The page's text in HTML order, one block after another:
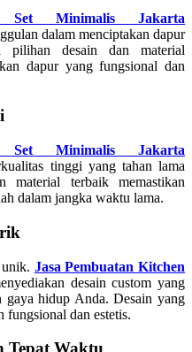
Set Minimalis Jakarta
dalam menciptakan dapur
pilihan desain dan material
dapur yang fungsional dan
Set Minimalis Jakarta
tinggi yang tahan lama
material terbaik memastikan
dalam jangka waktu lama.
Jasa Pembuatan Kitchen
desain custom yang
gaya hidup Anda. Desain yang
fungsional dan estetis.